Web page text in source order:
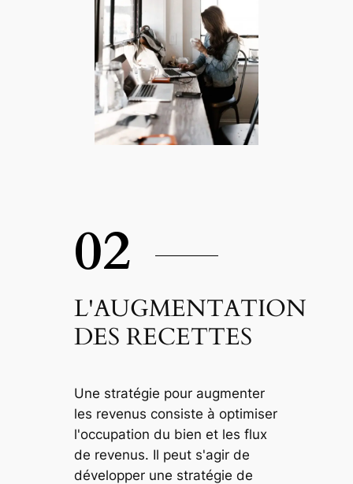
02
L'AUGMENTATION
DES RECETTES
Une stratégie pour augmenter
les revenus consiste à optimiser
l'occupation du bien et les flux
de revenus. Il peut s'agir de
développer une stratégie de